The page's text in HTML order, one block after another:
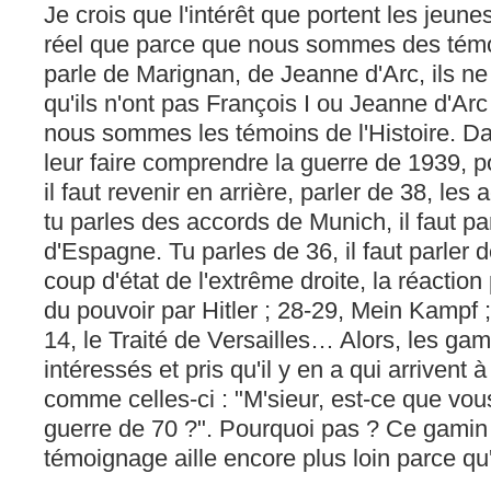
Je crois que l'intérêt que portent les
réel que parce que nous sommes des
parle de Marignan, de Jeanne d'Arc, ils
qu'ils n'ont pas François I ou Jeanne
nous sommes les témoins de l'Histoire.
leur faire comprendre la guerre de 1939,
il faut revenir en arrière, parler de 38, les
tu parles des accords de Munich, il faut
d'Espagne. Tu parles de 36, il faut parler
coup d'état de l'extrême droite, la
du pouvoir par Hitler ; 28-29, Mein Kampf
14, le Traité de Versailles… Alors, les
intéressés et pris qu'il y en a qui arrivent
comme celles-ci : "M'sieur, est-ce que
guerre de 70 ?". Pourquoi pas ? Ce
témoignage aille encore plus loin parce